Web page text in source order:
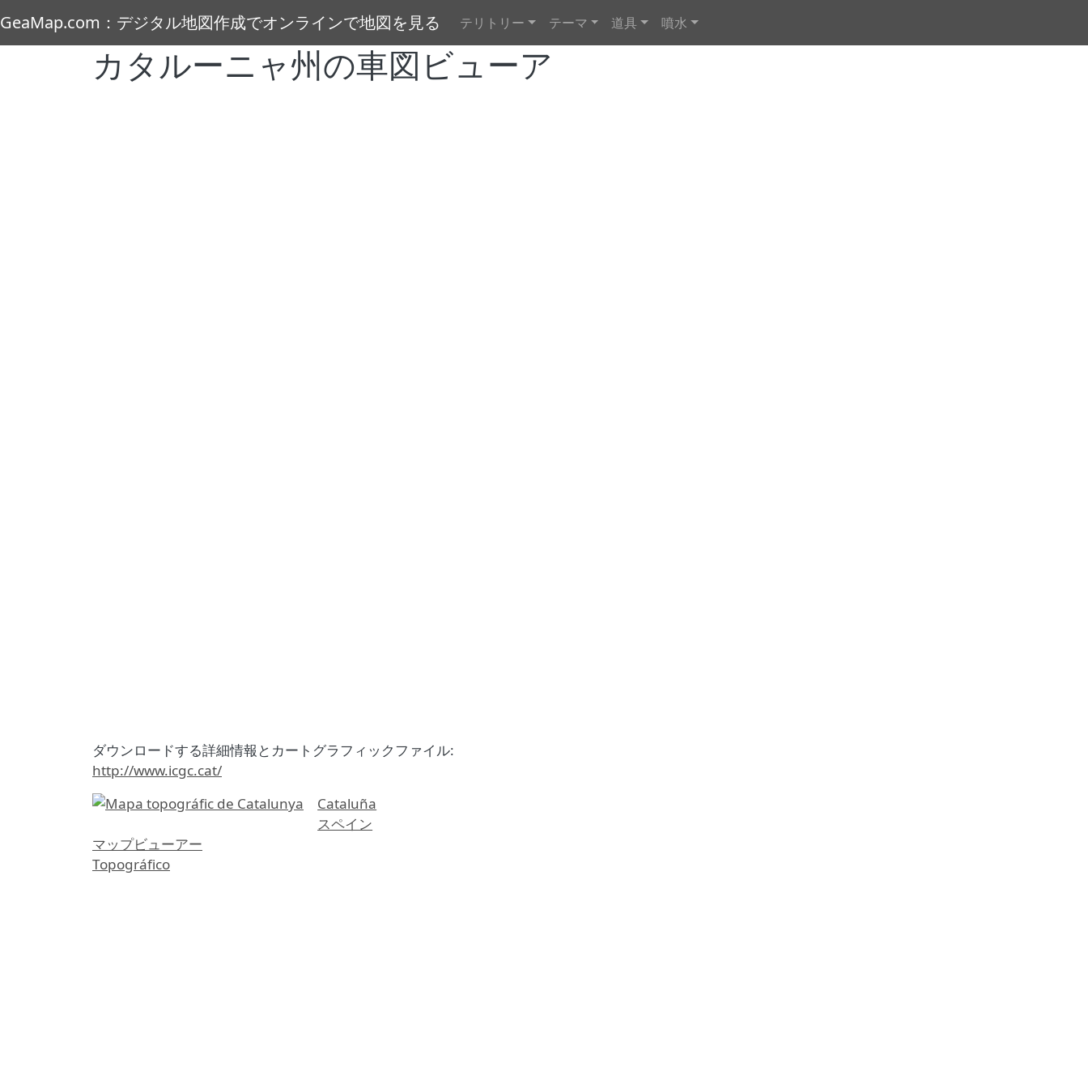
GeaMap.com：デジタル地図作成でオンラインで地図を見る メインナビゲーション
テリトリー テーマ 道具 噴水
カタルーニャ州の車図ビューア
ダウンロードする詳細情報とカートグラフィックファイル:
http://www.icgc.cat/
etiquetas
Cataluña
スペイン
マップビューアー
Topográfico